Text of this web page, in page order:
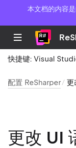
本文档的内容
快捷键:Visual
配置 ReSharper 更
更改 UI